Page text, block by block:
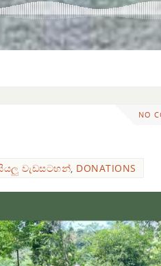
NO
සියලු වැඩසටහන්, DONATIONS